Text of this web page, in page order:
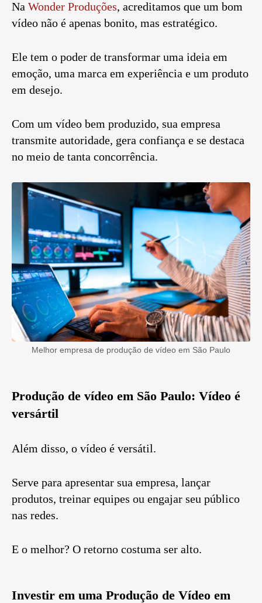
Na Wonder Produções, acreditamos que um bom
vídeo não é apenas bonito, mas estratégico.
Ele tem o poder de transformar uma ideia em
emoção, uma marca em experiência e um produto
em desejo.
Com um vídeo bem produzido, sua empresa
transmite autoridade, gera confiança e se destaca
no meio de tanta concorrência.
Melhor empresa de produção de vídeo em São Paulo
Produção de vídeo em São Paulo: Vídeo é
versártil
Além disso, o vídeo é versátil.
Serve para apresentar sua empresa, lançar
produtos, treinar equipes ou engajar seu público
nas redes.
E o melhor? O retorno costuma ser alto.
Investir em uma Produção de Vídeo em